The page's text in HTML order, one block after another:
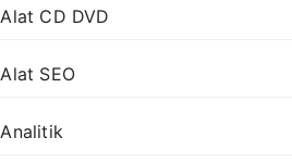
Alat CD DVD
Alat SEO
Analitik